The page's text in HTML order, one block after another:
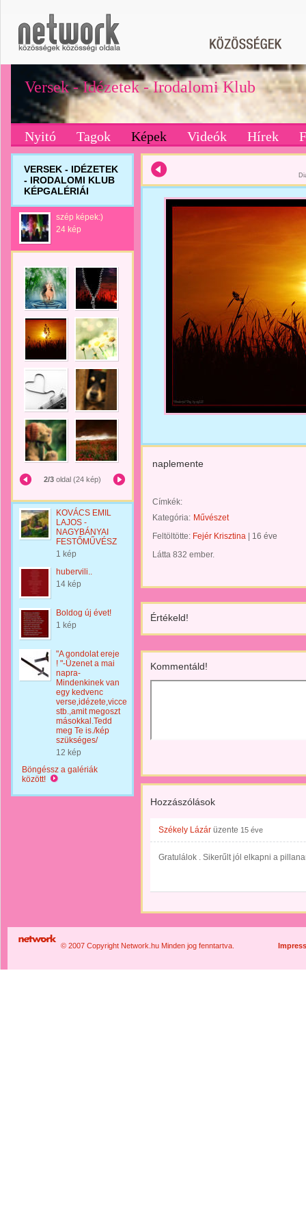
Versek - Idézetek - Irodalomi Klub
Nyitó Tagok Képek Videók Hírek
VERSEK - IDÉZETEK
- IRODALOMI KLUB
KÉPGALÉRIÁI
szép képek:)
24 kép
2/3 oldal (24 kép)
KOVÁCS EMIL
LAJOS -
NAGYBÁNYAI
FESTŐMŰVÉSZ
1 kép
hubervili..
14 kép
Boldog új évet!
1 kép
"A gondolat ereje
! "-Üzenet a mai
napra-
Mindenkinek van
egy kedvenc
verse,idézete,vicce
stb.,amit megoszt
másokkal.Tedd
meg Te is./kép
szükséges/
12 kép
Böngéssz a galériák
között!
naplemente
Címkék:
Kategória: Művészet
Feltöltötte: Fejér Krisztina
16 éve
Látta 832 ember.
Értékeld!
Kommentáld!
Hozzászólások
Székely Lázár üzente 15 éve
Gratulálok . Sikerűlt jól elkapni a
© 2007 Copyright Network.hu Minden jog fenntartva.